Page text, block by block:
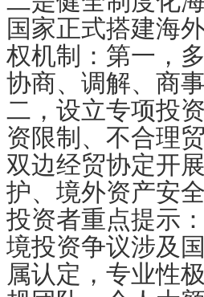
国家正式搭建海
权机制：第一，
协商、调解、商
二，设立专项投
资限制、不合理
双边经贸协定开
护、境外资产安
投资者重点提示
境投资争议涉及
属认定，专业性